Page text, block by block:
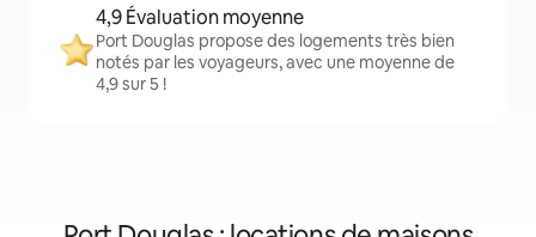
4,9 Évaluation moyenne
Port Douglas propose des logements très bien
notés par les voyageurs, avec une moyenne de
4,9 sur 5 !